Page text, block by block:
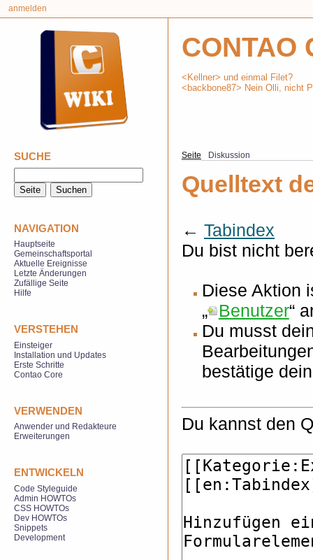
Quelltext
← Tabindex
Du bist nicht
Diese Aktion
„
Benutzer“
Du musst
bestätige
Du kannst den
Seite Diskussion
anmelden
CONTAO
<Kellner> und einmal Filet?
<backbone87> Nein Olli, nicht
SUCHE
NAVIGATION
Hauptseite
Gemeinschaftsportal
Aktuelle Ereignisse
Letzte Änderungen
Zufällige Seite
Hilfe
VERSTEHEN
Einsteiger
Installation und Updates
Erste Schritte
Contao Core
VERWENDEN
Anwender und Redakteure
Erweiterungen
ENTWICKELN
Code Styleguide
Admin HOWTOs
CSS HOWTOs
Dev HOWTOs
Snippets
Development